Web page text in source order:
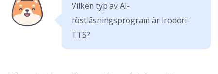
Vilken typ av AI-
röstläsningsprogram är Irodori-
TTS?